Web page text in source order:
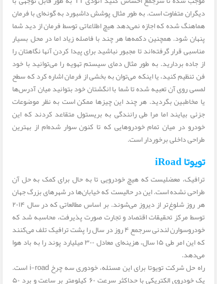
دیگران متفاوت است. به طور مثال پوشش داشبورد به گونه‌ای با فرمان
هماهنگ شده که اجازه نمی‌دهد هیچ اطلاعاتی توسط فرمان از دید شما
پنهان شود. همچنین دکمه‌ها هر چند با فاصله زیاد اما در محل بسیار
مناسبی قرار گرفته‌اند تا مجبور نباشید برای پیدا کردن آنها نگاهتان را
از جاده بردارید. به طور مثال دمای سیستم تهویه را می‌توانید با خود
فن تنظیم کنید، یا اینکه می‌توان به بخشی از فرمان اشاره کرد که سطح
لمسی روی آن تعبیه شده تا شما با انگشتان خود بتوانید میان آدرس‌ها
یا مخاطبین بگردید. هر چند این چیزها ممکن است به نظر موضوعات
جزئی بیایند اما مرا طی رانندگی به بریستول متقاعد کردند که این
خودرو در میان تمام خودروهایی که تا کنون سوار شده‌ام از بهترین
طراحی داخلی برخوردار است.
تویوتا iRoad
ترافیک، معضلیست که هیچ خودرویی تا به حال برای کمک به حل آن
طراحی نشده است. این در حالیست که خیابان‌ها در شهرهای بزرگ جهان
هر روز شلوغ‌تر از دیروز می‌شوند. بر اساس مطالعاتی که در سال ۲۰۱۴
توسط مرکز تحقیقات اقتصاد و تجارت صورت پذیرفت، محاسبه شد که
خودروسوارن لندنی سرجمع ۴ روز در سال را پشت ترافیک تلف می‌کنند
که این امر طی ۱۵ سال، هزینه‌ای معادل ۳۰۰ میلیارد پوند را به باد هوا
می‌دهد.
راه حل شرکت تویوتا برای این مسئله، خودوری سه چرخ i-road است.
یک خودروی الکتریکی با حداکثر سرعت ۶۰ کیلومتر بر ساعت و برد ۵۰